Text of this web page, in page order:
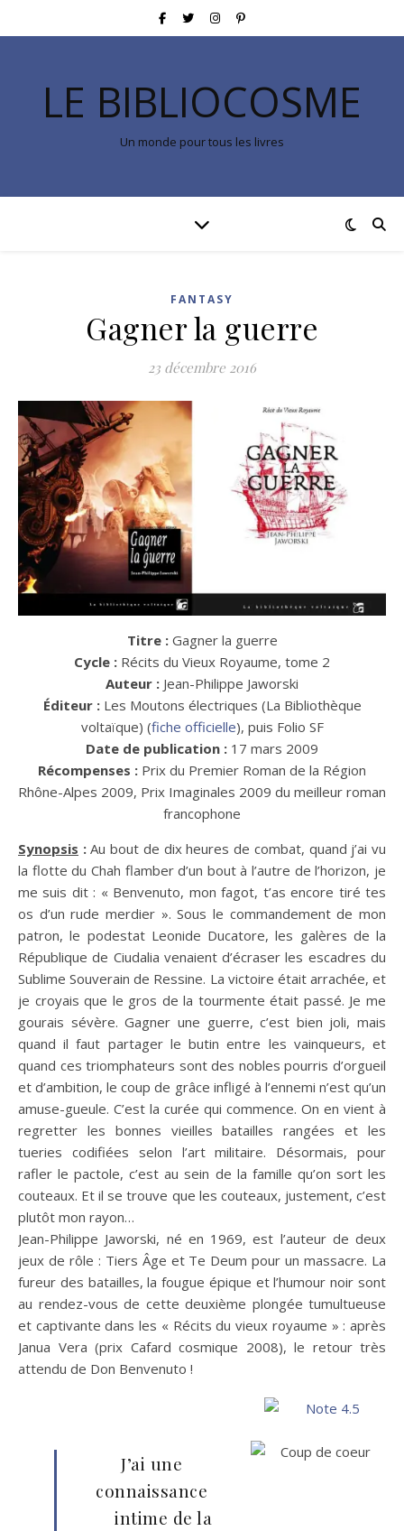
LE BIBLIOCOSME
Un monde pour tous les livres
FANTASY
Gagner la guerre
23 décembre 2016
Titre : Gagner la guerre
Cycle : Récits du Vieux Royaume, tome 2
Auteur : Jean-Philippe Jaworski
Éditeur : Les Moutons électriques (La Bibliothèque
voltaïque) (fiche officielle), puis Folio SF
Date de publication : 17 mars 2009
Récompenses : Prix du Premier Roman de la Région
Rhône-Alpes 2009, Prix Imaginales 2009 du meilleur roman
francophone
Synopsis :Au bout de dix heures de combat, quand j’ai vu
la flotte du Chah flamber d’un bout à l’autre de l’horizon, je
me suis dit : « Benvenuto, mon fagot, t’as encore tiré tes
os d’un rude merdier ». Sous le commandement de mon
patron, le podestat Leonide Ducatore, les galères de la
République de Ciudalia venaient d’écraser les escadres du
Sublime Souverain de Ressine. La victoire était arrachée, et
je croyais que le gros de la tourmente était passé. Je me
gourais sévère. Gagner une guerre, c’est bien joli, mais
quand il faut partager le butin entre les vainqueurs, et
quand ces triomphateurs sont des nobles pourris d’orgueil
et d’ambition, le coup de grâce infligé à l’ennemi n’est qu’un
amuse-gueule. C’est la curée qui commence. On en vient à
regretter les bonnes vieilles batailles rangées et les
tueries codifiées selon l’art militaire. Désormais, pour
rafler le pactole, c’est au sein de la famille qu’on sort les
couteaux. Et il se trouve que les couteaux, justement, c’est
plutôt mon rayon…
Jean-Philippe Jaworski, né en 1969, est l’auteur de deux
jeux de rôle : Tiers Âge et Te Deum pour un massacre. La
fureur des batailles, la fougue épique et l’humour noir sont
au rendez-vous de cette deuxième plongée tumultueuse
et captivante dans les « Récits du vieux royaume » : après
Janua Vera (prix Cafard cosmique 2008), le retour très
attendu de Don Benvenuto !
J’ai une
connaissance
intime de la